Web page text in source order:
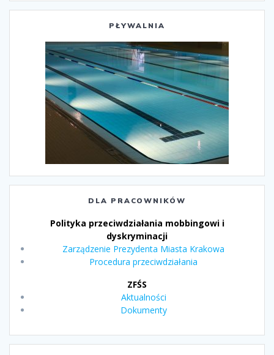
PŁYWALNIA
DLA PRACOWNIKÓW
Polityka przeciwdziałania mobbingowi i
dyskryminacji
Zarządzenie Prezydenta Miasta Krakowa
Procedura przeciwdziałania
ZFŚS
Aktualności
Dokumenty